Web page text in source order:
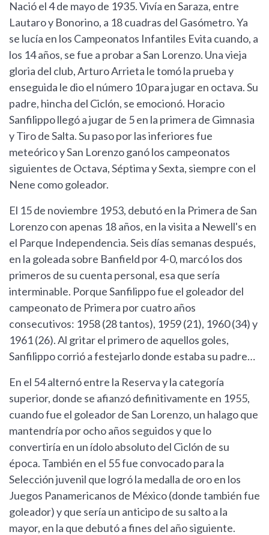
Nació el 4 de mayo de 1935. Vivía en Saraza, entre
Lautaro y Bonorino, a 18 cuadras del Gasómetro. Ya
se lucía en los Campeonatos Infantiles Evita cuando, a
los 14 años, se fue a probar a San Lorenzo. Una vieja
gloria del club, Arturo Arrieta le tomó la prueba y
enseguida le dio el número 10 para jugar en octava. Su
padre, hincha del Ciclón, se emocionó. Horacio
Sanfilippo llegó a jugar de 5 en la primera de Gimnasia
y Tiro de Salta. Su paso por las inferiores fue
meteórico y San Lorenzo ganó los campeonatos
siguientes de Octava, Séptima y Sexta, siempre con el
Nene como goleador.
El 15 de noviembre 1953, debutó en la Primera de San
Lorenzo con apenas 18 años, en la visita a Newell's en
el Parque Independencia. Seis días semanas después,
en la goleada sobre Banfield por 4-0, marcó los dos
primeros de su cuenta personal, esa que sería
interminable. Porque Sanfilippo fue el goleador del
campeonato de Primera por cuatro años
consecutivos: 1958 (28 tantos), 1959 (21), 1960 (34) y
1961 (26). Al gritar el primero de aquellos goles,
Sanfilippo corrió a festejarlo donde estaba su padre…
En el 54 alternó entre la Reserva y la categoría
superior, donde se afianzó definitivamente en 1955,
cuando fue el goleador de San Lorenzo, un halago que
mantendría por ocho años seguidos y que lo
convertiría en un ídolo absoluto del Ciclón de su
época. También en el 55 fue convocado para la
Selección juvenil que logró la medalla de oro en los
Juegos Panamericanos de México (donde también fue
goleador) y que sería un anticipo de su salto a la
mayor, en la que debutó a fines del año siguiente.